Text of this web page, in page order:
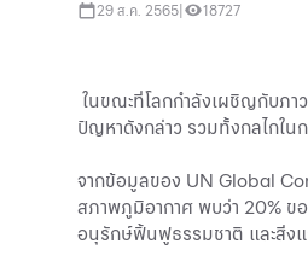
29 ส.ค. 2565 18727
ในขณะที่โลกกำลังเผชิญกับภา
ปัญหาดังกล่าว รวมทั้งกลไกในก
จากข้อมูลของ UN Global
สภาพภูมิอากาศ พบว่า 20% ขอ
อนุรักษ์ฟื้นฟูธรรมชาติ และสิ่งแ